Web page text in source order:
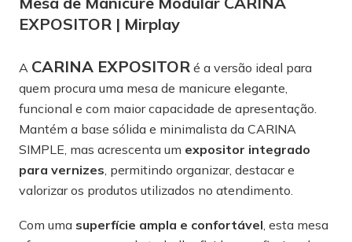
EXPOSITOR | Mirplay
A CARINA EXPOSITOR é a versão ideal para
quem procura uma mesa de manicure elegante,
funcional e com maior capacidade de apresentação.
Mantém a base sólida e minimalista da CARINA
SIMPLE, mas acrescenta um expositor integrado
para vernizes, permitindo organizar, destacar e
valorizar os produtos utilizados no atendimento.
Com uma superfície ampla e confortável, esta mesa